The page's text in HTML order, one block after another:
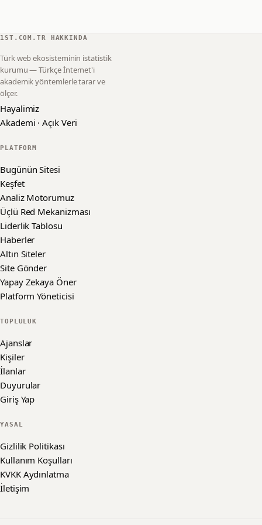
1ST.COM.TR HAKKINDA
Türk web ekosisteminin istatistik
kurumu — Türkçe İnternet'i
akademik yöntemlerle tarar ve
ölçer.
Hayalimiz
Akademi · Açık Veri
PLATFORM
Bugünün Sitesi
Keşfet
Analiz Motorumuz
Üçlü Red Mekanizması
Liderlik Tablosu
Haberler
Altın Siteler
Site Gönder
Yapay Zekaya Öner
Platform Yöneticisi
TOPLULUK
Ajanslar
Kişiler
İlanlar
Duyurular
Giriş Yap
YASAL
Gizlilik Politikası
Kullanım Koşulları
KVKK Aydınlatma
İletişim